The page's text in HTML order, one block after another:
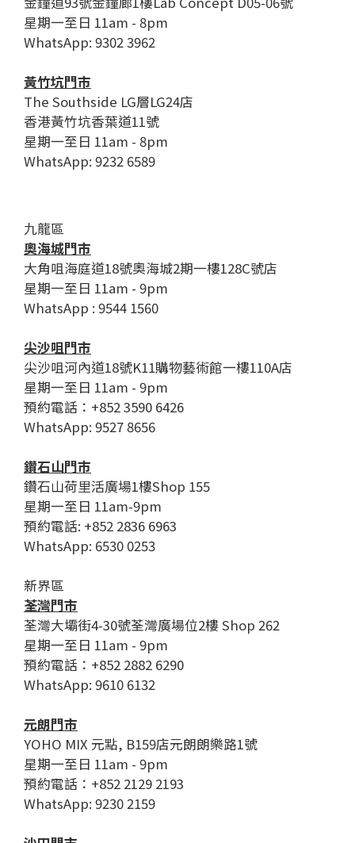
星期一至日 11am - 8pm
WhatsApp: 9302 3962
黃竹坑門市
The Southside LG層LG24店
香港黃竹坑香葉道11號
星期一至日 11am - 8pm
WhatsApp: 9232 6589
九龍區
奧海城門市
大角咀海庭道18號奧海城2期一樓128C號店
星期一至日 11am - 9pm
WhatsApp : 9544 1560
尖沙咀門市
尖沙咀河內道18號K11購物藝術館一樓110A店
星期一至日 11am - 9pm
預約電話：+852 3590 6426
WhatsApp: 9527 8656
鑽石山門市
鑽石山荷里活廣場1樓Shop 155
星期一至日 11am-9pm
預約電話: +852 2836 6963
WhatsApp: 6530 0253
新界區
荃灣門市
荃灣大壩街4-30號荃灣廣場位2樓 Shop 262
星期一至日 11am - 9pm
預約電話：+852 2882 6290
WhatsApp: 9610 6132
元朗門市
YOHO MIX 元點, B159店元朗朗樂路1號
星期一至日 11am - 9pm
預約電話：+852 2129 2193
WhatsApp: 9230 2159